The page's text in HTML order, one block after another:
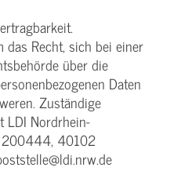
das Recht, sich bei einer
über die
Daten
Zuständige
LDI Nordrhein-
200444, 40102